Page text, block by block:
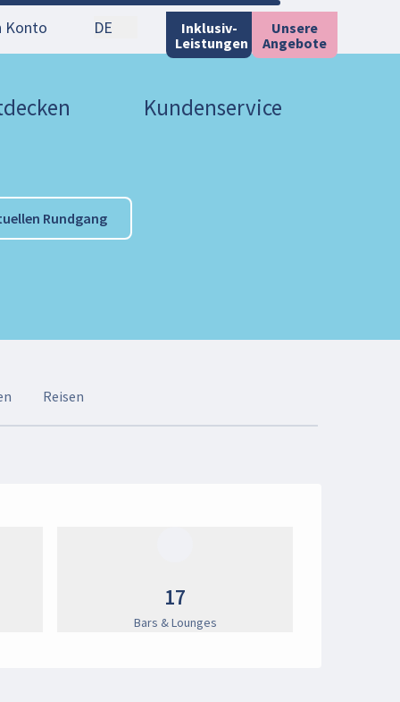
Konto DE
Inklusiv-
Leistungen
Unsere
Angebote
Kundenservice
Rundgang
Reisen
17
Bars & Lounges